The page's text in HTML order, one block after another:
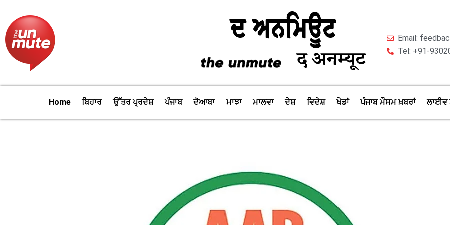
content
Email:
Tel: +91-
Home ਬਿਹਾਰ ਉੱਤਰ ਪ੍ਰਦੇਸ਼ ਪੰਜਾਬ ਦੋਆਬਾ ਮਾਝਾ ਮਾਲਵਾ ਦੇਸ਼ ਵਿਦੇਸ਼ ਖੇਡਾਂ ਪੰਜਾਬ ਮੌਸਮ ਖ਼ਬਰਾਂ ਲਾਈਵ